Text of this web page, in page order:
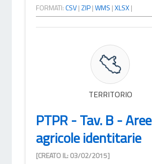
FORMATI:CSV|ZIP|WMS |XLSX|
TERRITORIO
PTPR - Tav. B - Aree
agricole identitarie
[CREATO IL: 03/02/2015]